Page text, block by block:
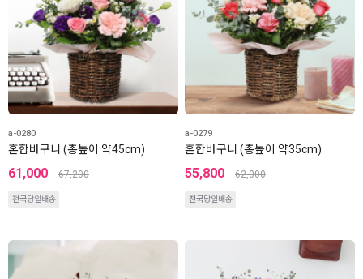
a-0280
혼합바구니 (총높이 약45cm)
61,000 67,200
전국당일배송
a-0279
혼합바구니 (총높이 약35cm)
55,800 62,000
전국당일배송